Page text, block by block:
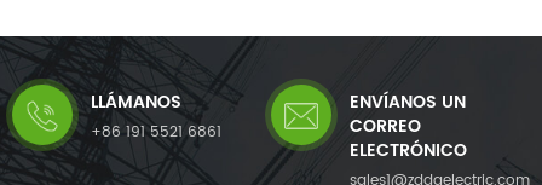
LLÁMANOS
+86 191 5521 6861
ENVÍANOS UN
CORREO
ELECTRÓNICO